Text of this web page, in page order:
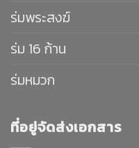
ร่มพระสงฆ์
ร่ม 16 ก้าน
ร่มหมวก
ที่อยู่จัดส่งเอกสาร